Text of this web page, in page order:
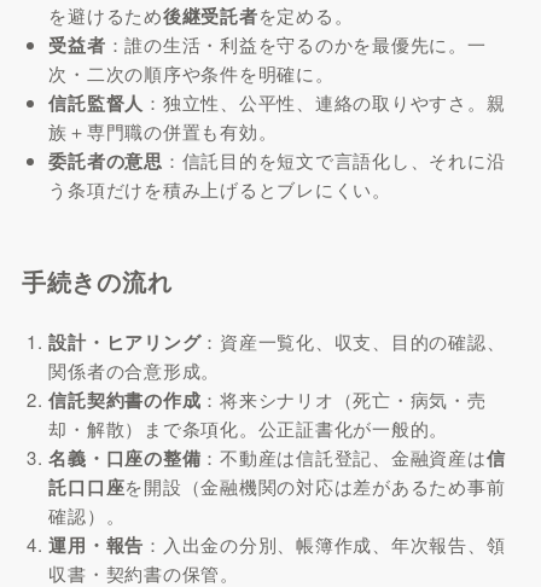
を避けるため後継受託者を定める。
受益者 ：誰の生活・利益を守るのかを最優先に。一
次・二次の順序や条件を明確に。
信託監督人 ：独立性、公平性、連絡の取りやすさ。親
族＋専門職の併置も有効。
委託者の意思 ：信託目的を短文で言語化し、それに沿
う条項だけを積み上げるとブレにくい。
手続きの流れ
設計・ヒアリング：資産一覧化、収支、目的の確認、
関係者の合意形成。
信託契約書の作成 ：将来シナリオ（死亡・病気・売
却・解散）まで条項化。公正証書化が一般的。
名義・口座の整備 ：不動産は信託登記、金融資産は信
託口口座を開設（金融機関の対応は差があるため事前
確認）。
運用・報告 ：入出金の分別、帳簿作成、年次報告、領
収書・契約書の保管。